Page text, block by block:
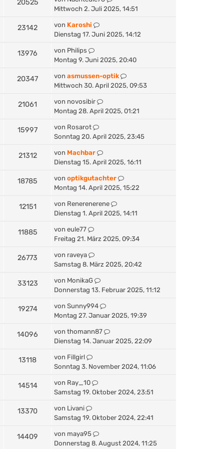
20525
Mittwoch 2. Juli 2025, 14:51
23142 von Karoshi
Dienstag 17. Juni 2025, 14:12
13976 von Philips
Montag 9. Juni 2025, 20:40
20347 von asmussen-optik
Mittwoch 30. April 2025, 09:53
21061 von novosibir
Montag 28. April 2025, 01:21
15997 von Rosarot
Sonntag 20. April 2025, 23:45
21312 von Machbar
Dienstag 15. April 2025, 16:11
18785 von optikgutachter
Montag 14. April 2025, 15:22
12151 von Renerenerene
Dienstag 1. April 2025, 14:11
11885 von eule77
Freitag 21. März 2025, 09:34
26773 von raveya
Samstag 8. März 2025, 20:42
33123 von MonikaG
Donnerstag 13. Februar 2025, 11:12
19274 von Sunny994
Montag 27. Januar 2025, 19:39
14096 von thomann87
Dienstag 14. Januar 2025, 22:09
13118 von Fillgirl
Sonntag 3. November 2024, 11:06
14514 von Ray_10
Samstag 19. Oktober 2024, 23:51
13370 von Livani
Samstag 19. Oktober 2024, 22:41
14409 von maya95
Donnerstag 8. August 2024, 11:25